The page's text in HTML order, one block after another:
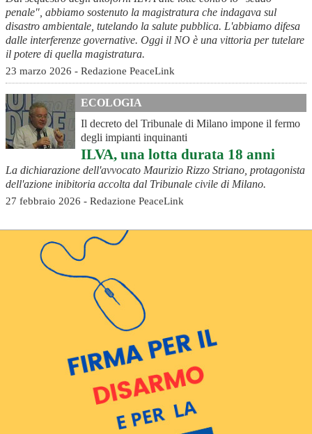
penale", abbiamo sostenuto la magistratura che indagava sul
disastro ambientale, tutelando la salute pubblica. L'abbiamo difesa
dalle interferenze governative. Oggi il NO è una vittoria per tutelare
il potere di quella magistratura.
23 marzo 2026 - Redazione PeaceLink
ECOLOGIA
Il decreto del Tribunale di Milano impone il fermo
degli impianti inquinanti
ILVA, una lotta durata 18 anni
La dichiarazione dell'avvocato Maurizio Rizzo Striano, protagonista
dell'azione inibitoria accolta dal Tribunale civile di Milano.
27 febbraio 2026 - Redazione PeaceLink